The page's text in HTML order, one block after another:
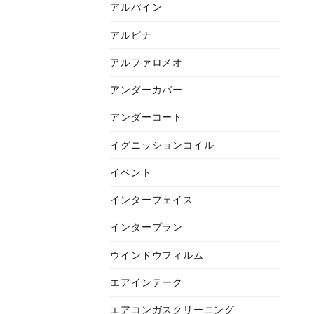
アルパイン
アルピナ
アルファロメオ
アンダーカバー
アンダーコート
イグニッションコイル
イベント
インターフェイス
インタープラン
ウインドウフィルム
エアインテーク
エアコンガスクリーニング